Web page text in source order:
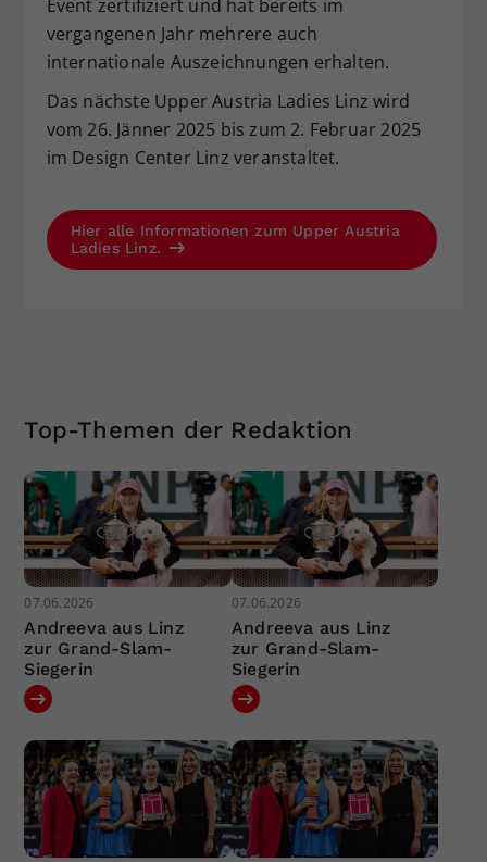
Event zertifiziert und hat bereits im
vergangenen Jahr mehrere auch
internationale Auszeichnungen erhalten.
Das nächste Upper Austria Ladies Linz wird
vom 26. Jänner 2025 bis zum 2. Februar 2025
im Design Center Linz veranstaltet.
Hier alle Informationen zum Upper Austria
Ladies Linz.
Top-Themen der Redaktion
07.06.2026
Andreeva aus Linz
zur Grand-Slam-
Siegerin
07.06.2026
Andreeva aus Linz
zur Grand-Slam-
Siegerin